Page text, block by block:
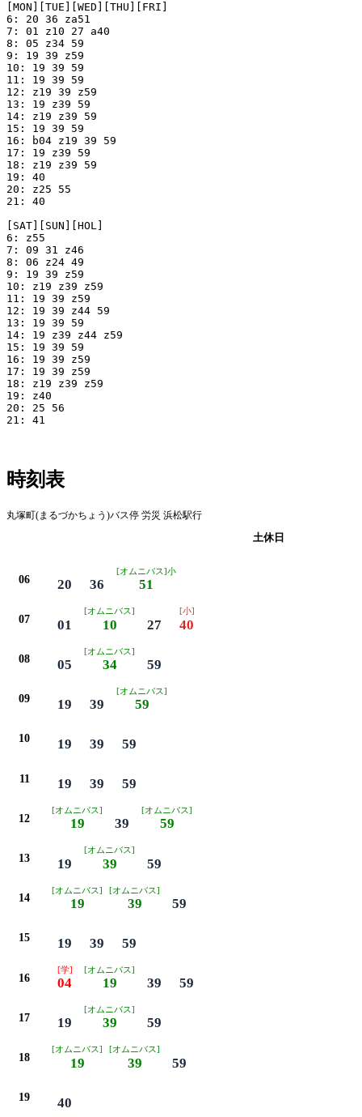
[MON][TUE][WED][THU][FRI]
6: 20 36 za51
7: 01 z10 27 a40
8: 05 z34 59
9: 19 39 z59
10: 19 39 59
11: 19 39 59
12: z19 39 z59
13: 19 z39 59
14: z19 z39 59
15: 19 39 59
16: b04 z19 39 59
17: 19 z39 59
18: z19 z39 59
19: 40
20: z25 55
21: 40
[SAT][SUN][HOL]
6: z55
7: 09 31 z46
8: 06 z24 49
9: 19 39 z59
10: z19 z39 z59
11: 19 39 z59
12: 19 39 z44 59
13: 19 39 59
14: 19 z39 z44 z59
15: 19 39 59
16: 19 39 z59
17: 19 39 z59
18: z19 z39 z59
19: z40
20: 25 56
21: 41
時刻表
丸塚町(まるづかちょう)バス停 労災 浜松駅行
土休日
06 20 36
[オムニバス]小
51
07 01
[オムニバス]
10 27
[小]
40
08 05
[オムニバス]
34 59
09 19 39
[オムニバス]
59
10 19 39 59
11 19 39 59
12
[オムニバス]
19 39
[オムニバス]
59
13 19
[オムニバス]
39 59
14
[オムニバス]
19
[オムニバス]
39 59
15 19 39 59
16
[学]
04
[オムニバス]
19 39 59
17 19
[オムニバス]
39 59
18
[オムニバス]
19
[オムニバス]
39 59
19 40